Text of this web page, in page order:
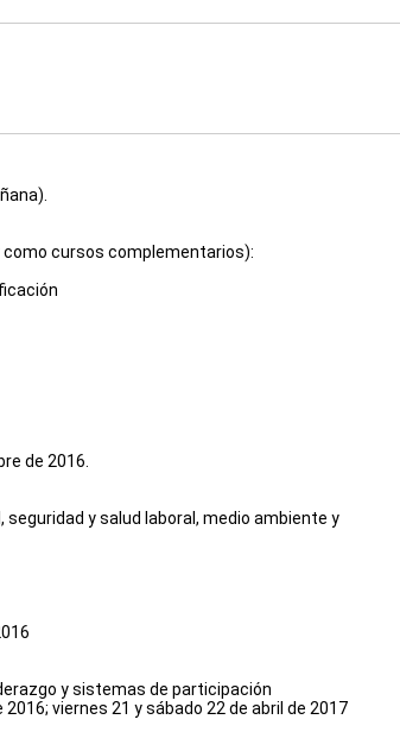
como cursos complementarios):
de 2016.
y salud laboral, medio ambiente y
y sistemas de participación
2016; viernes 21 y sábado 22 de abril de 2017